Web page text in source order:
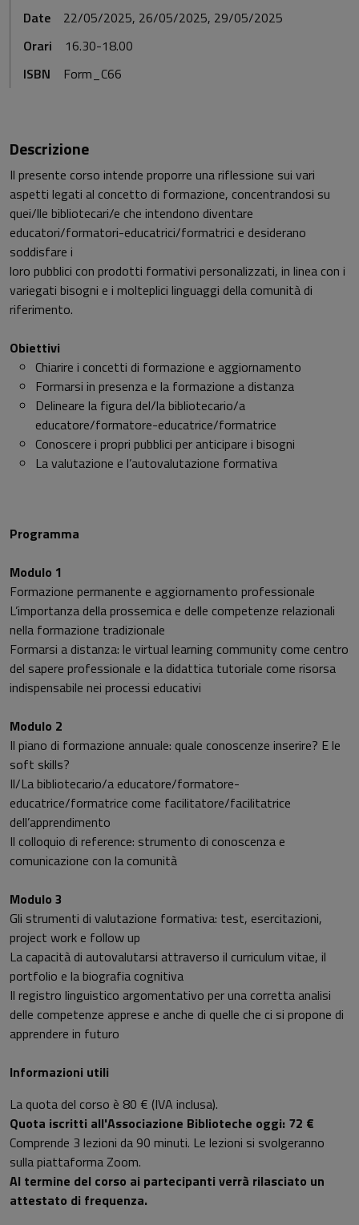
Date
22/05/2025, 26/05/2025, 29/05/2025
Orari
16.30-18.00
ISBN
Form_C66
Descrizione
Il presente corso intende proporre una riflessione sui vari
aspetti legati al concetto di formazione, concentrandosi su
quei/lle bibliotecari/e che intendono diventare
educatori/formatori-educatrici/formatrici e desiderano
soddisfare i
loro pubblici con prodotti formativi personalizzati, in linea con i
variegati bisogni e i molteplici linguaggi della comunità di
riferimento.
Obiettivi
Chiarire i concetti di formazione e aggiornamento
Formarsi in presenza e la formazione a distanza
Delineare la figura del/la bibliotecario/a
educatore/formatore-educatrice/formatrice
Conoscere i propri pubblici per anticipare i bisogni
La valutazione e l’autovalutazione formativa
Programma
Modulo 1
Formazione permanente e aggiornamento professionale
L’importanza della prossemica e delle competenze relazionali
nella formazione tradizionale
Formarsi a distanza: le virtual learning community come centro
del sapere professionale e la didattica tutoriale come risorsa
indispensabile nei processi educativi
Modulo 2
Il piano di formazione annuale: quale conoscenze inserire? E le
soft skills?
Il/La bibliotecario/a educatore/formatore-
educatrice/formatrice come facilitatore/facilitatrice
dell’apprendimento
Il colloquio di reference: strumento di conoscenza e
comunicazione con la comunità
Modulo 3
Gli strumenti di valutazione formativa: test, esercitazioni,
project work e follow up
La capacità di autovalutarsi attraverso il curriculum vitae, il
portfolio e la biografia cognitiva
Il registro linguistico argomentativo per una corretta analisi
delle competenze apprese e anche di quelle che ci si propone di
apprendere in futuro
Informazioni utili
La quota del corso è 80 € (IVA inclusa).
Quota iscritti all'Associazione Biblioteche oggi: 72 €
Comprende 3 lezioni da 90 minuti. Le lezioni si svolgeranno
sulla piattaforma Zoom.
Al termine del corso ai partecipanti verrà rilasciato un
attestato di frequenza.